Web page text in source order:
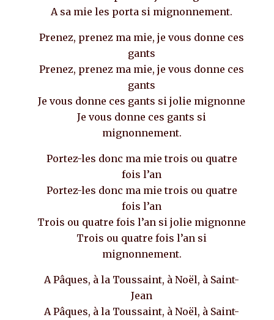
A sa mie les porta si mignonnement.
Prenez, prenez ma mie, je vous donne ces
gants
Prenez, prenez ma mie, je vous donne ces
gants
Je vous donne ces gants si jolie mignonne
Je vous donne ces gants si
mignonnement.
Portez-les donc ma mie trois ou quatre
fois l’an
Portez-les donc ma mie trois ou quatre
fois l’an
Trois ou quatre fois l’an si jolie mignonne
Trois ou quatre fois l’an si
mignonnement.
A Pâques, à la Toussaint, à Noël, à Saint-
Jean
A Pâques, à la Toussaint, à Noël, à Saint-